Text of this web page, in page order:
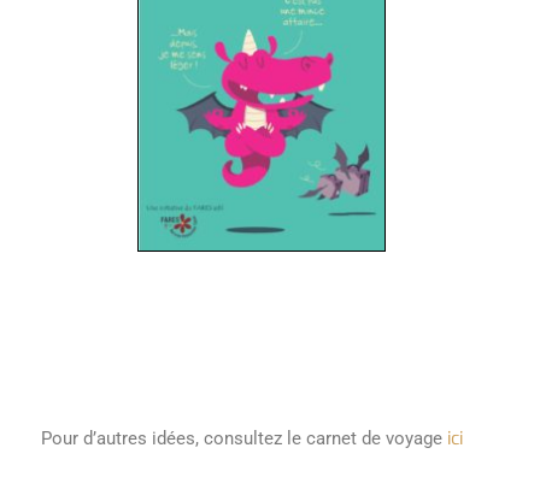
Pour d’autres idées, consultez le carnet de voyage ici